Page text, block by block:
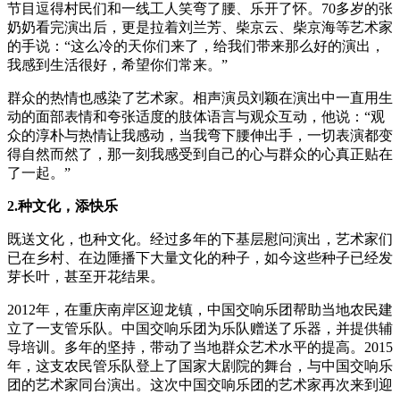
节目逗得村民们和一线工人笑弯了腰、乐开了怀。70多岁的张
奶奶看完演出后，更是拉着刘兰芳、柴京云、柴京海等艺术家
的手说：“这么冷的天你们来了，给我们带来那么好的演出，
我感到生活很好，希望你们常来。”
群众的热情也感染了艺术家。相声演员刘颖在演出中一直用生
动的面部表情和夸张适度的肢体语言与观众互动，他说：“观
众的淳朴与热情让我感动，当我弯下腰伸出手，一切表演都变
得自然而然了，那一刻我感受到自己的心与群众的心真正贴在
了一起。”
2.种文化，添快乐
既送文化，也种文化。经过多年的下基层慰问演出，艺术家们
已在乡村、在边陲播下大量文化的种子，如今这些种子已经发
芽长叶，甚至开花结果。
2012年，在重庆南岸区迎龙镇，中国交响乐团帮助当地农民建
立了一支管乐队。中国交响乐团为乐队赠送了乐器，并提供辅
导培训。多年的坚持，带动了当地群众艺术水平的提高。2015
年，这支农民管乐队登上了国家大剧院的舞台，与中国交响乐
团的艺术家同台演出。这次中国交响乐团的艺术家再次来到迎